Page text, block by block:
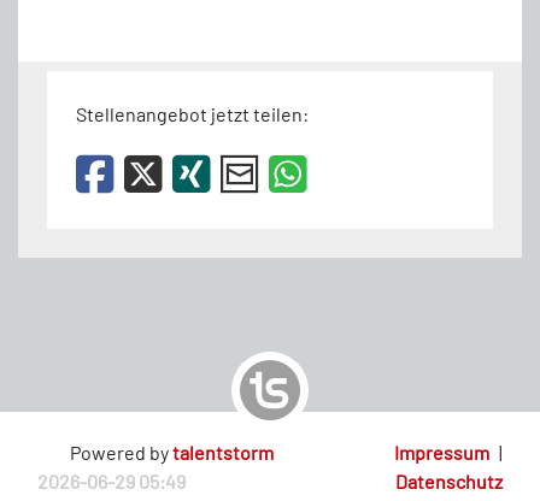
Stellenangebot jetzt teilen:
2026-06-29 05:49
Powered bytalentstorm Impressum |
Datenschutz